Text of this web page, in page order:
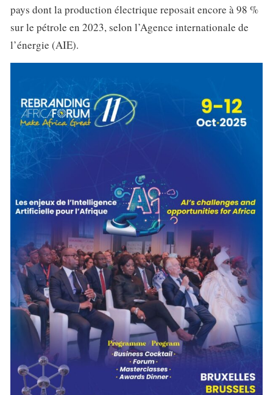
pays dont la production électrique reposait encore à 98 %
sur le pétrole en 2023, selon l’Agence internationale de
l’énergie (AIE).